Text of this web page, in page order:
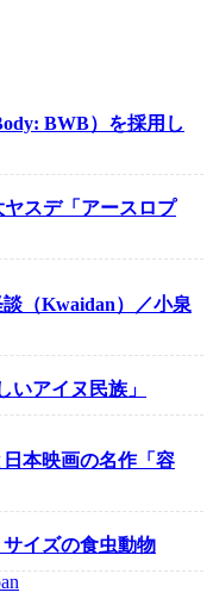
BWB）を採用し
スデ「アースロプ
（Kwaidan）／小泉
いアイヌ民族」
本映画の名作「容
イズの食虫動物